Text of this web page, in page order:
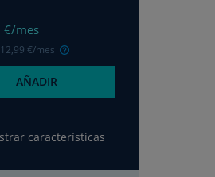
€/mes
12,99 €/mes
AÑADIR
características